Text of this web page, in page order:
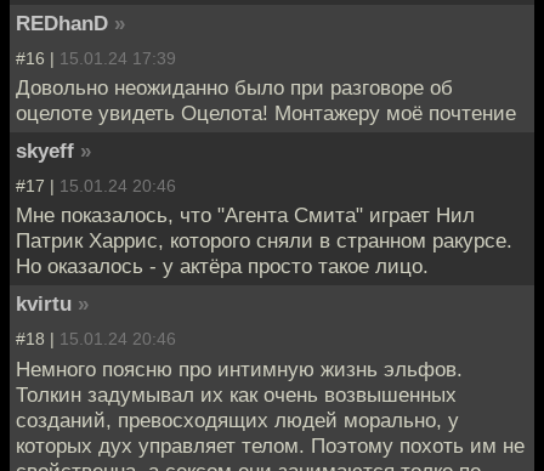
REDhanD »
#16 | 15.01.24 17:39
Довольно неожиданно было при разговоре об
оцелоте увидеть Оцелота! Монтажеру моё почтение
skyeff »
#17 | 15.01.24 20:46
Мне показалось, что "Агента Смита" играет Нил
Патрик Харрис, которого сняли в странном ракурсе.
Но оказалось - у актёра просто такое лицо.
kvirtu »
#18 | 15.01.24 20:46
Немного поясню про интимную жизнь эльфов.
Толкин задумывал их как очень возвышенных
созданий, превосходящих людей морально, у
которых дух управляет телом. Поэтому похоть им не